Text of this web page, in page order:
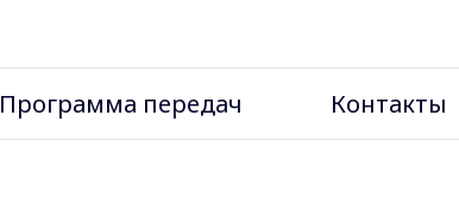
Программа передач Контакты